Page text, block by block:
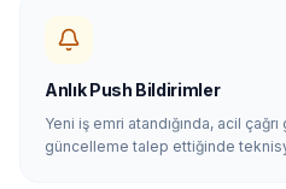
Anlık Push Bildirimler
Yeni iş emri atandığında, acil
güncelleme talep ettiğinde